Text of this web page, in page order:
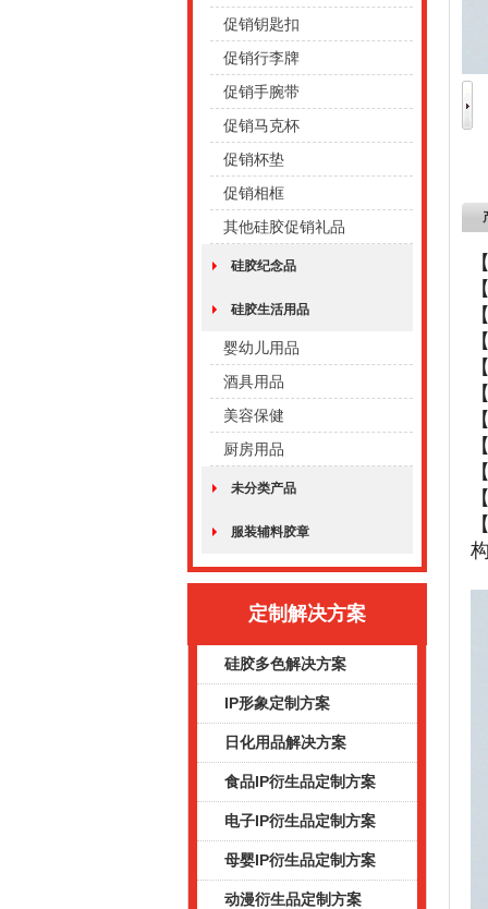
促销钥匙扣
促销行李牌
促销手腕带
促销马克杯
促销杯垫
促销相框
其他硅胶促销礼品
硅胶纪念品
硅胶生活用品
婴幼儿用品
酒具用品
美容保健
厨房用品
未分类产品
服装辅料胶章
定制解决方案
硅胶多色解决方案
IP形象定制方案
日化用品解决方案
食品IP衍生品定制方案
电子IP衍生品定制方案
母婴IP衍生品定制方案
动漫衍生品定制方案